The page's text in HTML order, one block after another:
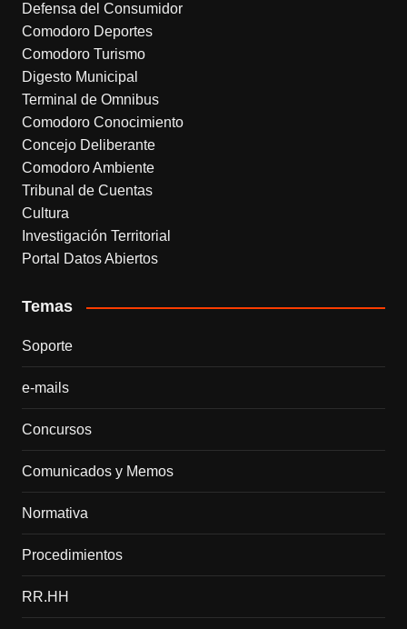
Defensa del Consumidor
Comodoro Deportes
Comodoro Turismo
Digesto Municipal
Terminal de Omnibus
Comodoro Conocimiento
Concejo Deliberante
Comodoro Ambiente
Tribunal de Cuentas
Cultura
Investigación Territorial
Portal Datos Abiertos
Temas
Soporte
e-mails
Concursos
Comunicados y Memos
Normativa
Procedimientos
RR.HH